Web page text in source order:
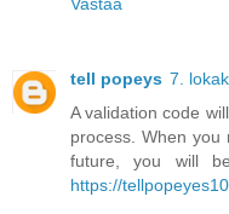
tell popeys 7.
A validation code
process. When
future, you will
https://